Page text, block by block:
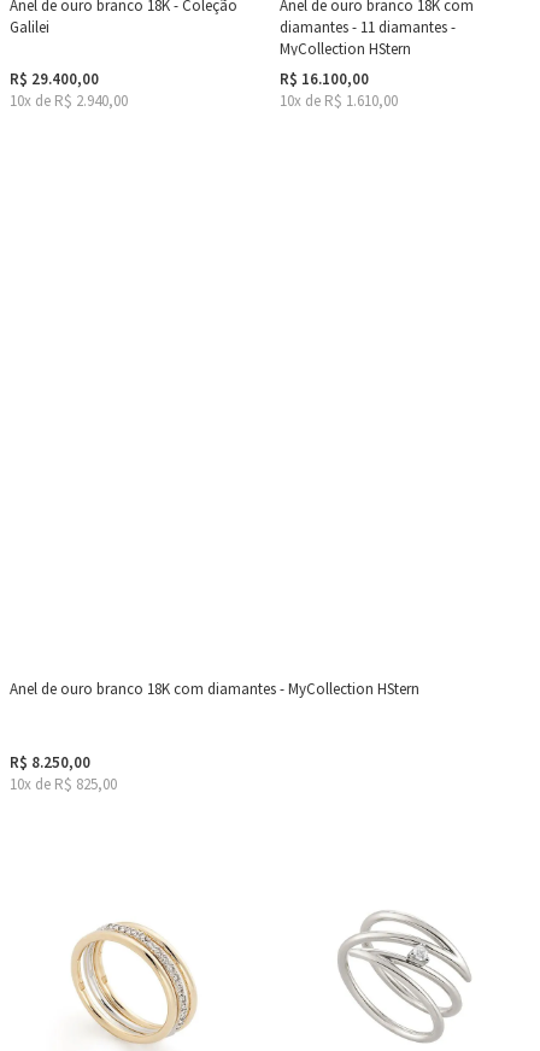
Anel de ouro branco 18K - Coleção
Galilei
R$ 29.400,00
10x de R$ 2.940,00
Anel de ouro branco 18K com
diamantes - 11 diamantes -
MyCollection HStern
R$ 16.100,00
10x de R$ 1.610,00
Anel de ouro branco 18K com diamantes - MyCollection HStern
R$ 8.250,00
10x de R$ 825,00